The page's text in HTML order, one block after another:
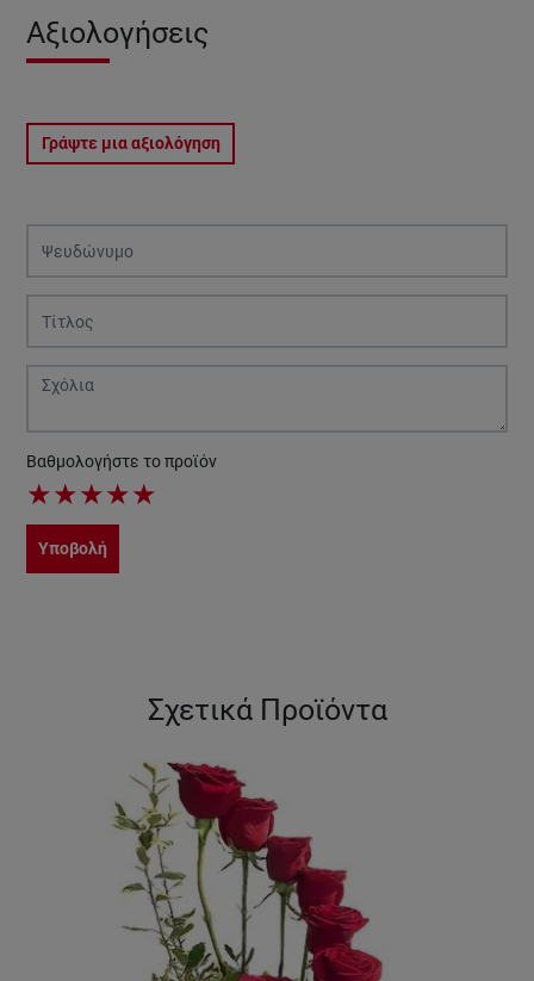
Αξιολογήσεις
Γράψτε μια αξιολόγηση
Βαθμολογήστε το προϊόν
★★★★★
Υποβολή
Σχετικά Προϊόντα